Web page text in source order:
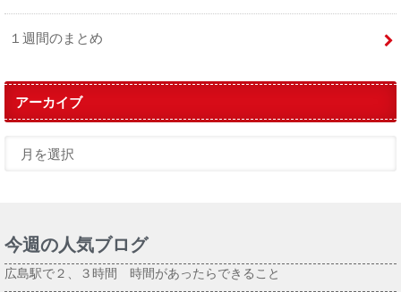
１週間のまとめ
アーカイブ
今週の人気ブログ
広島駅で２、３時間 時間があったらできること